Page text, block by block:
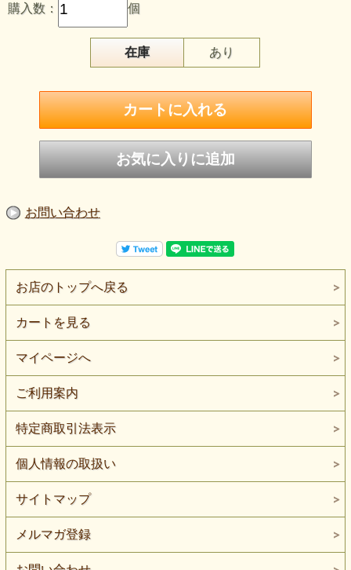
購入数： 個
在庫 あり
お問い合わせ
お店のトップへ戻る
カートを見る
マイページへ
ご利用案内
特定商取引法表示
個人情報の取扱い
サイトマップ
メルマガ登録